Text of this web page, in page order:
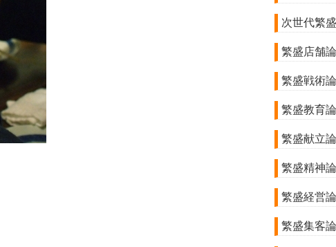
次世代繁
繁盛店舗論
繁盛戦術論
繁盛教育論
繁盛献立論
繁盛精神論
繁盛経営論
繁盛集客論